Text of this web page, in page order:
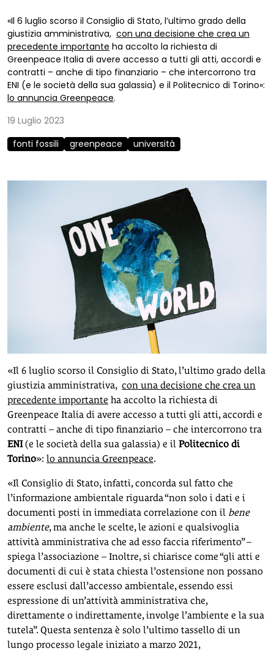
«Il 6 luglio scorso il Consiglio di Stato, l’ultimo grado della
giustizia amministrativa, con una decisione che crea un
precedente importante ha accolto la richiesta di
Greenpeace Italia di avere accesso a tutti gli atti, accordi e
contratti – anche di tipo finanziario – che intercorrono tra
ENI (e le società della sua galassia) e il Politecnico di Torino»:
lo annuncia Greenpeace.
19 Luglio 2023
fonti fossili
greenpeace università
«Il 6 luglio scorso il Consiglio di Stato, l’ultimo grado della
giustizia amministrativa, con una decisione che crea un
precedente importante ha accolto la richiesta di
Greenpeace Italia di avere accesso a tutti gli atti, accordi e
contratti – anche di tipo finanziario – che intercorrono tra
ENI(e le società della sua galassia) e il Politecnico di
Torino»: lo annuncia Greenpeace.
«Il Consiglio di Stato, infatti, concorda sul fatto che
l’informazione ambientale riguarda “non solo i dati e i
documenti posti in immediata correlazione con il bene
ambiente, ma anche le scelte, le azioni e qualsivoglia
attività amministrativa che ad esso faccia riferimento” –
spiega l’associazione – Inoltre, si chiarisce come “gli atti e
documenti di cui è stata chiesta l’ostensione non possano
essere esclusi dall’accesso ambientale, essendo essi
espressione di un’attività amministrativa che,
direttamente o indirettamente, involge l’ambiente e la sua
tutela”. Questa sentenza è solo l’ultimo tassello di un
lungo processo legale iniziato a marzo 2021,